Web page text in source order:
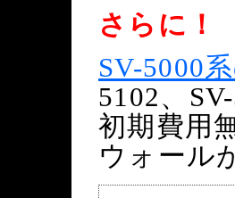
さらに！
SV-5000
5102、
初期費用
ウォール